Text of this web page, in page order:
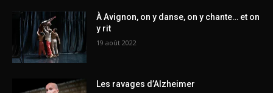
À Avignon, on y danse, on y chante… et on
y rit
19 août 2022
Les ravages d’Alzheimer